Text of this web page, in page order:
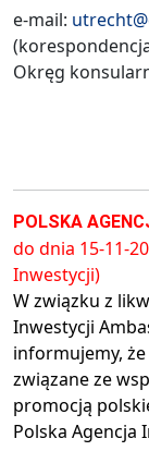
e-mail:
Okręg
POLSKA
do dnia 15-11-
Inwestycji)
W związku z
Inwestycji
informujemy,
związane ze
promocją
Polska Agencja